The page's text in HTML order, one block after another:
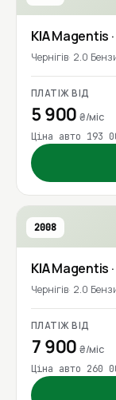
KIAMagentis
Чернігів 2.0
ПЛАТІЖ ВІД
5 900₴/міс
Ціна авто 193
2008
KIAMagentis
Чернігів 2.0
ПЛАТІЖ ВІД
7 900₴/міс
Ціна авто 260